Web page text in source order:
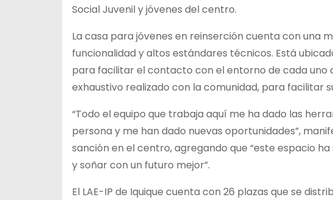
Social Juvenil y jóvenes del centro.
La casa para jóvenes en reinserción cuenta con una
funcionalidad y altos estándares técnicos. Está
para facilitar el contacto con el entorno de cada uno
exhaustivo realizado con la comunidad, para facilitar
“Todo el equipo que trabaja aquí me ha dado las
persona y me han dado nuevas oportunidades”,
sanción en el centro, agregando que “este espacio
y soñar con un futuro mejor”.
El LAE-IP de Iquique cuenta con 26 plazas que se